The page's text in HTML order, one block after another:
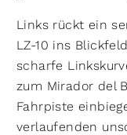
Links rückt ein
LZ-10 ins
scharfe
zum Mirador del
Fahrpiste
verlaufenden